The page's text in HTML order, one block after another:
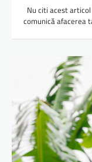
Nu citi acest
comunică afacerea